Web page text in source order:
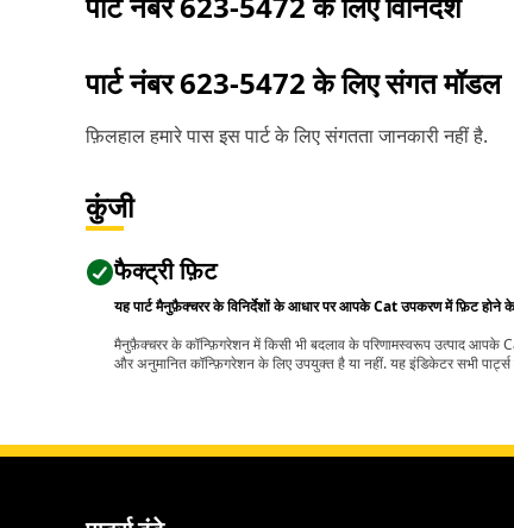
पार्ट नंबर623-5472के लिए संगत मॉडल
फ़िलहाल हमारे पास इस पार्ट के लिए संगतता जानकारी नहीं है.
कुंजी
फैक्ट्री फ़िट
यह पार्ट मैनुफ़ैक्चरर के विनिर्देशों के आधार पर आपके Cat उपकरण में फ़िट होने के
मैनुफ़ैक्चरर के कॉन्फ़िगरेशन में किसी भी बदलाव के परिणामस्वरूप उत्पाद आपके
और अनुमानित कॉन्फ़िगरेशन के लिए उपयुक्त है या नहीं. यह इंडिकेटर सभी पार्ट्स